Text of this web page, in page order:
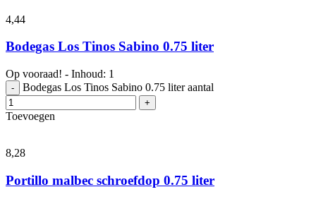
4,44
Bodegas Los Tinos Sabino 0.75 liter
Op vooraad! - Inhoud: 1
- Bodegas Los Tinos Sabino 0.75 liter aantal
+
Toevoegen
8,28
Portillo malbec schroefdop 0.75 liter